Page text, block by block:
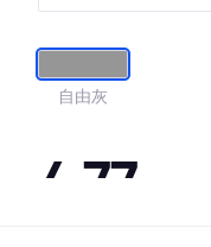
自由灰
4.77